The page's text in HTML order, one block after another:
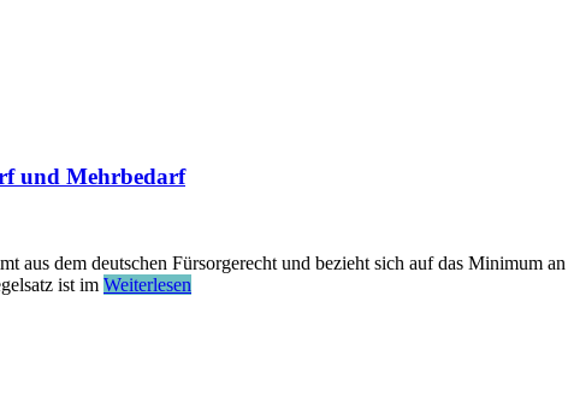
und Mehrbedarf
aus dem deutschen Fürsorgerecht und bezieht sich auf das Minimum
ist im Weiterlesen